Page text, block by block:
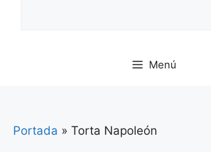
Menú
Portada » Torta Napoleón